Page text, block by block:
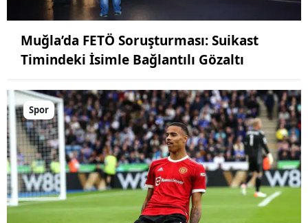
Muğla’da FETÖ Soruşturması: Suikast
Timindeki İsimle Bağlantılı Gözaltı
Spor